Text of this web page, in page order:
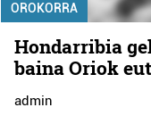
OROKORRA
Hondarribia
baina Oriok
admin